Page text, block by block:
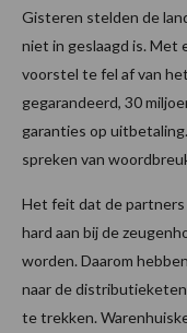
Gisteren stelden de
niet in geslaagd is. Met
voorstel te fel af van
gegarandeerd, 30
garanties op
spreken van
Het feit dat de
hard aan bij de
worden. Daarom
naar de
te trekken.